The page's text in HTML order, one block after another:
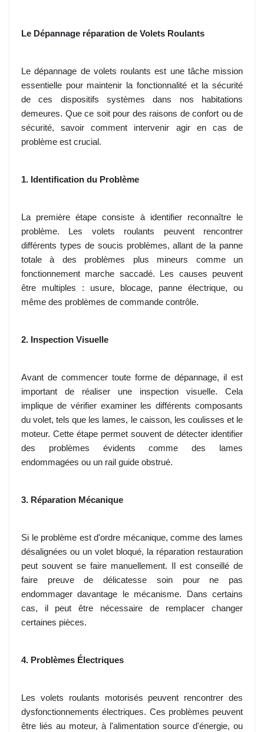
Le Dépannage réparation de Volets Roulants
Le dépannage de volets roulants est une tâche mission
essentielle pour maintenir la fonctionnalité et la sécurité
de ces dispositifs systèmes dans nos habitations
demeures. Que ce soit pour des raisons de confort ou de
sécurité, savoir comment intervenir agir en cas de
problème est crucial.
1. Identification du Problème
La première étape consiste à identifier reconnaître le
problème. Les volets roulants peuvent rencontrer
différents types de soucis problèmes, allant de la panne
totale à des problèmes plus mineurs comme un
fonctionnement marche saccadé. Les causes peuvent
être multiples : usure, blocage, panne électrique, ou
même des problèmes de commande contrôle.
2. Inspection Visuelle
Avant de commencer toute forme de dépannage, il est
important de réaliser une inspection visuelle. Cela
implique de vérifier examiner les différents composants
du volet, tels que les lames, le caisson, les coulisses et le
moteur. Cette étape permet souvent de détecter identifier
des problèmes évidents comme des lames
endommagées ou un rail guide obstrué.
3. Réparation Mécanique
Si le problème est d'ordre mécanique, comme des lames
désalignées ou un volet bloqué, la réparation restauration
peut souvent se faire manuellement. Il est conseillé de
faire preuve de délicatesse soin pour ne pas
endommager davantage le mécanisme. Dans certains
cas, il peut être nécessaire de remplacer changer
certaines pièces.
4. Problèmes Électriques
Les volets roulants motorisés peuvent rencontrer des
dysfonctionnements électriques. Ces problèmes peuvent
être liés au moteur, à l'alimentation source d'énergie, ou